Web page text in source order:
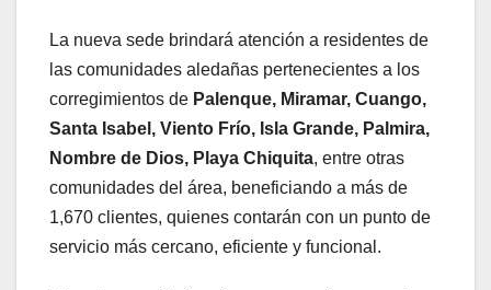
La nueva sede brindará atención a residentes de
las comunidades aledañas pertenecientes a los
corregimientos de Palenque, Miramar, Cuango,
Santa Isabel, Viento Frío, Isla Grande, Palmira,
Nombre de Dios, Playa Chiquita, entre otras
comunidades del área, beneficiando a más de
1,670 clientes, quienes contarán con un punto de
servicio más cercano, eficiente y funcional.